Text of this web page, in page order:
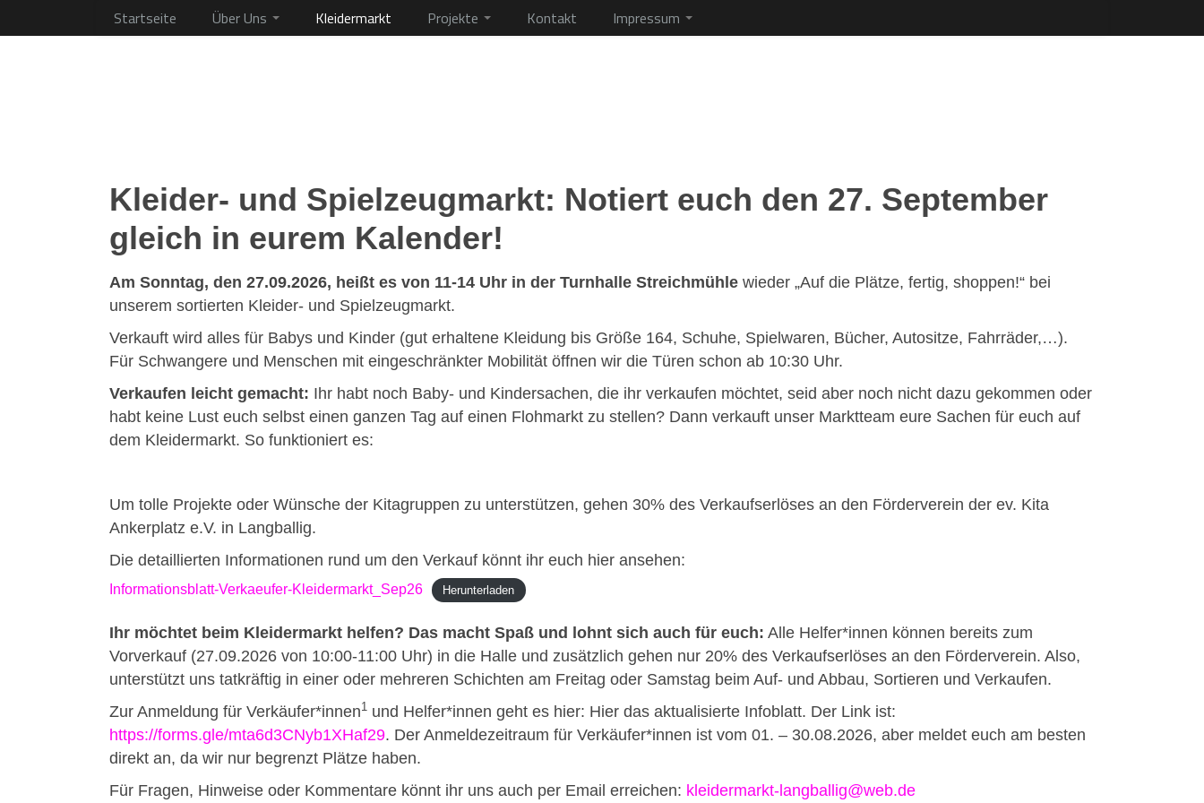
Startseite Über Uns Kleidermarkt Projekte Kontakt Impressum
Kleider- und Spielzeugmarkt: Notiert euch den 27. September
gleich in eurem Kalender!
Am Sonntag, den 27.09.2026, heißt es von 11-14 Uhr in der Turnhalle Streichmühle wieder „Auf die Plätze, fertig, shoppen!“ bei
unserem sortierten Kleider- und Spielzeugmarkt.
Verkauft wird alles für Babys und Kinder (gut erhaltene Kleidung bis Größe 164, Schuhe, Spielwaren, Bücher, Autositze, Fahrräder,…).
Für Schwangere und Menschen mit eingeschränkter Mobilität öffnen wir die Türen schon ab 10:30 Uhr.
Verkaufen leicht gemacht: Ihr habt noch Baby- und Kindersachen, die ihr verkaufen möchtet, seid aber noch nicht dazu gekommen oder
habt keine Lust euch selbst einen ganzen Tag auf einen Flohmarkt zu stellen? Dann verkauft unser Marktteam eure Sachen für euch auf
dem Kleidermarkt. So funktioniert es:
Um tolle Projekte oder Wünsche der Kitagruppen zu unterstützen, gehen 30% des Verkaufserlöses an den Förderverein der ev. Kita
Ankerplatz e.V. in Langballig.
Die detaillierten Informationen rund um den Verkauf könnt ihr euch hier ansehen:
Informationsblatt-Verkaeufer-Kleidermarkt_Sep26 Herunterladen
Ihr möchtet beim Kleidermarkt helfen? Das macht Spaß und lohnt sich auch für euch: Alle Helfer*innen können bereits zum
Vorverkauf (27.09.2026 von 10:00-11:00 Uhr) in die Halle und zusätzlich gehen nur 20% des Verkaufserlöses an den Förderverein. Also,
unterstützt uns tatkräftig in einer oder mehreren Schichten am Freitag oder Samstag beim Auf- und Abbau, Sortieren und Verkaufen.
Zur Anmeldung für Verkäufer*innen1 und Helfer*innen geht es hier: Hier das aktualisierte Infoblatt. Der Link ist:
https://forms.gle/mta6d3CNyb1XHaf29. Der Anmeldezeitraum für Verkäufer*innen ist vom 01. – 30.08.2026, aber meldet euch am besten
direkt an, da wir nur begrenzt Plätze haben.
Für Fragen, Hinweise oder Kommentare könnt ihr uns auch per Email erreichen: kleidermarkt-langballig@web.de